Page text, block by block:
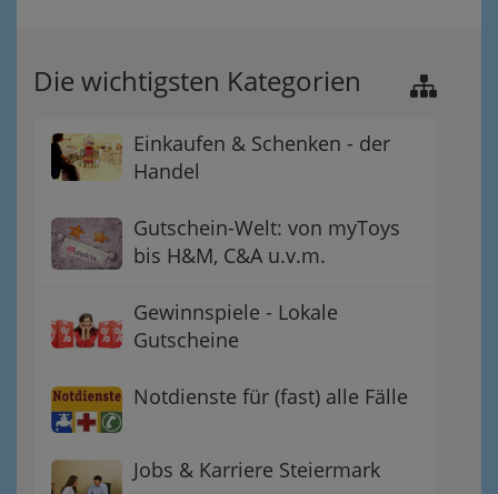
Die wichtigsten Kategorien
Einkaufen & Schenken - der
Handel
Gutschein-Welt: von myToys
bis H&M, C&A u.v.m.
Gewinnspiele - Lokale
Gutscheine
Notdienste für (fast) alle Fälle
Jobs & Karriere Steiermark